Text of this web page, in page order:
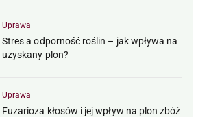
Uprawa
Stres a odporność roślin – jak wpływa na
uzyskany plon?
Uprawa
Fuzarioza kłosów i jej wpływ na plon zbóż